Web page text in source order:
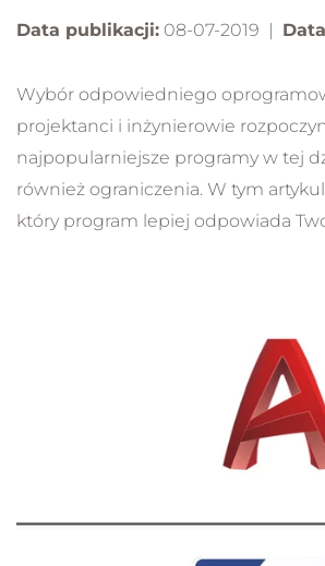
Data publikacji: 08-07-2019 |
Wybór odpowiedniego
projektanci i inżynierowie
najpopularniejsze programy w tej
również ograniczenia. W tym
który program lepiej odpowiada